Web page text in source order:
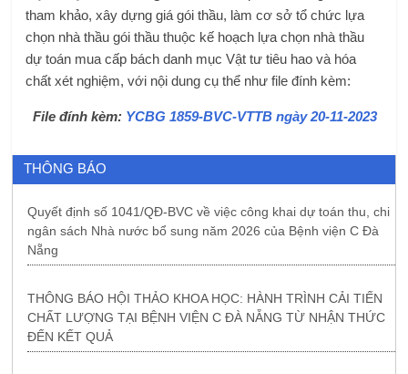
tham khảo, xây dựng giá gói thầu, làm cơ sở tổ chức lựa
chọn nhà thầu gói thầu thuộc kế hoạch lựa chọn nhà thầu
dự toán mua cấp bách danh mục Vật tư tiêu hao và hóa
chất xét nghiệm, với nội dung cụ thể như file đính kèm:
File đính kèm: YCBG 1859-BVC-VTTB ngày 20-11-2023
THÔNG BÁO
Quyết định số 1041/QĐ-BVC về việc công khai dự toán thu, chi
ngân sách Nhà nước bổ sung năm 2026 của Bệnh viện C Đà
Nẵng
THÔNG BÁO HỘI THẢO KHOA HỌC: HÀNH TRÌNH CẢI TIẾN
CHẤT LƯỢNG TẠI BỆNH VIỆN C ĐÀ NẴNG TỪ NHẬN THỨC
ĐẾN KẾT QUẢ